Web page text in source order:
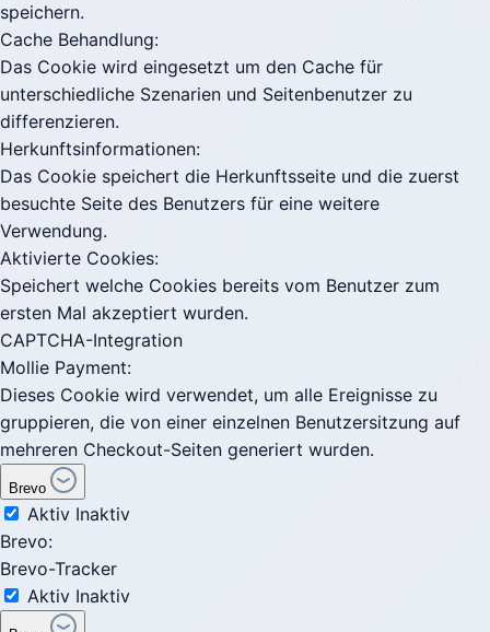
speichern.
Cache Behandlung:
Das Cookie wird eingesetzt um den Cache für
unterschiedliche Szenarien und Seitenbenutzer zu
differenzieren.
Herkunftsinformationen:
Das Cookie speichert die Herkunftsseite und die zuerst
besuchte Seite des Benutzers für eine weitere
Verwendung.
Aktivierte Cookies:
Speichert welche Cookies bereits vom Benutzer zum
ersten Mal akzeptiert wurden.
CAPTCHA-Integration
Mollie Payment:
Dieses Cookie wird verwendet, um alle Ereignisse zu
gruppieren, die von einer einzelnen Benutzersitzung auf
mehreren Checkout-Seiten generiert wurden.
Brevo
Aktiv Inaktiv
Brevo:
Brevo-Tracker
Aktiv Inaktiv